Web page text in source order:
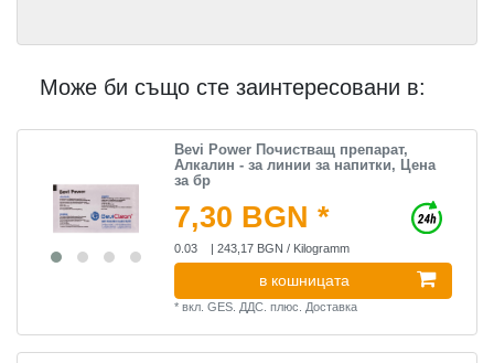
Може би също сте заинтересовани в:
Bevi Power Почистващ препарат,
Алкалин - за линии за напитки, Цена
за бр
7,30 BGN *
0.03 | 243,17 BGN / Kilogramm
в кошницата
*вкл. GES. ДДС. плюс. Доставка